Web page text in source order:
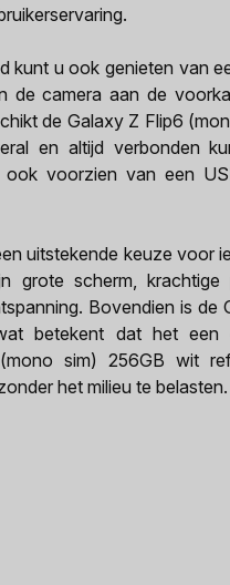
kunt u ook genieten van
de camera aan de
de Galaxy Z Flip6
en altijd verbonden
voorzien van een
uitstekende keuze voor
grote scherm, krachtige
Bovendien is de
betekent dat het een
sim) 256GB wit
het milieu te belasten.